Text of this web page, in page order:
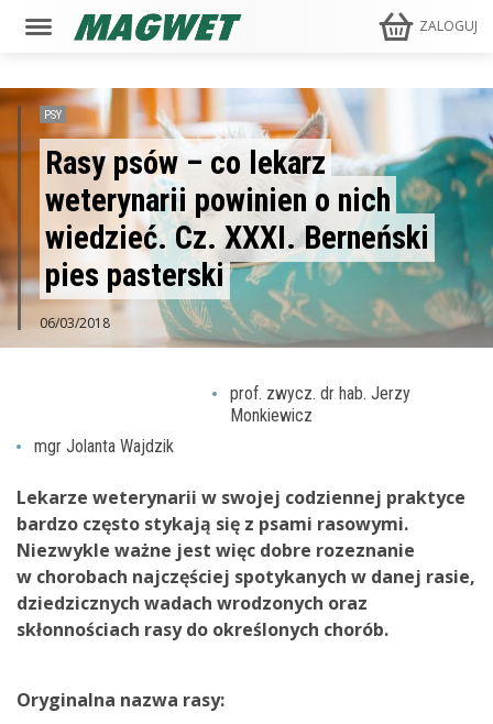
ZALOGUJ
PSY
Rasy psów – co lekarz
weterynarii powinien o nich
wiedzieć. Cz. XXXI. Berneński
pies pasterski
06/03/2018
prof. zwycz. dr hab. Jerzy
Monkiewicz
mgr Jolanta Wajdzik
Lekarze weterynarii w swojej codziennej praktyce
bardzo często stykają się z psami rasowymi.
Niezwykle ważne jest więc dobre rozeznanie
w chorobach najczęściej spotykanych w danej rasie,
dziedzicznych wadach wrodzonych oraz
skłonnościach rasy do określonych chorób.
Oryginalna nazwa rasy: